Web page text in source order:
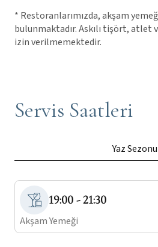
* Restoranlarımızda, akşam
bulunmaktadır. Askılı tişört, atlet
izin verilmemektedir.
Servis Saatleri
Yaz Sezonu
19:00 - 21:30
Akşam Yemeği